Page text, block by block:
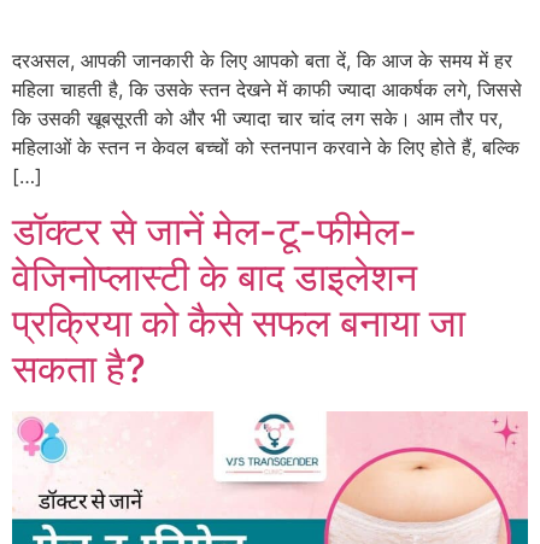
दरअसल, आपकी जानकारी के लिए आपको बता दें, कि आज के समय में हर
महिला चाहती है, कि उसके स्तन देखने में काफी ज्यादा आकर्षक लगे, जिससे
कि उसकी खूबसूरती को और भी ज्यादा चार चांद लग सके। आम तौर पर,
महिलाओं के स्तन न केवल बच्चों को स्तनपान करवाने के लिए होते हैं, बल्कि
[…]
डॉक्टर से जानें मेल-टू-फीमेल-
वेजिनोप्लास्टी के बाद डाइलेशन
प्रक्रिया को कैसे सफल बनाया जा
सकता है?